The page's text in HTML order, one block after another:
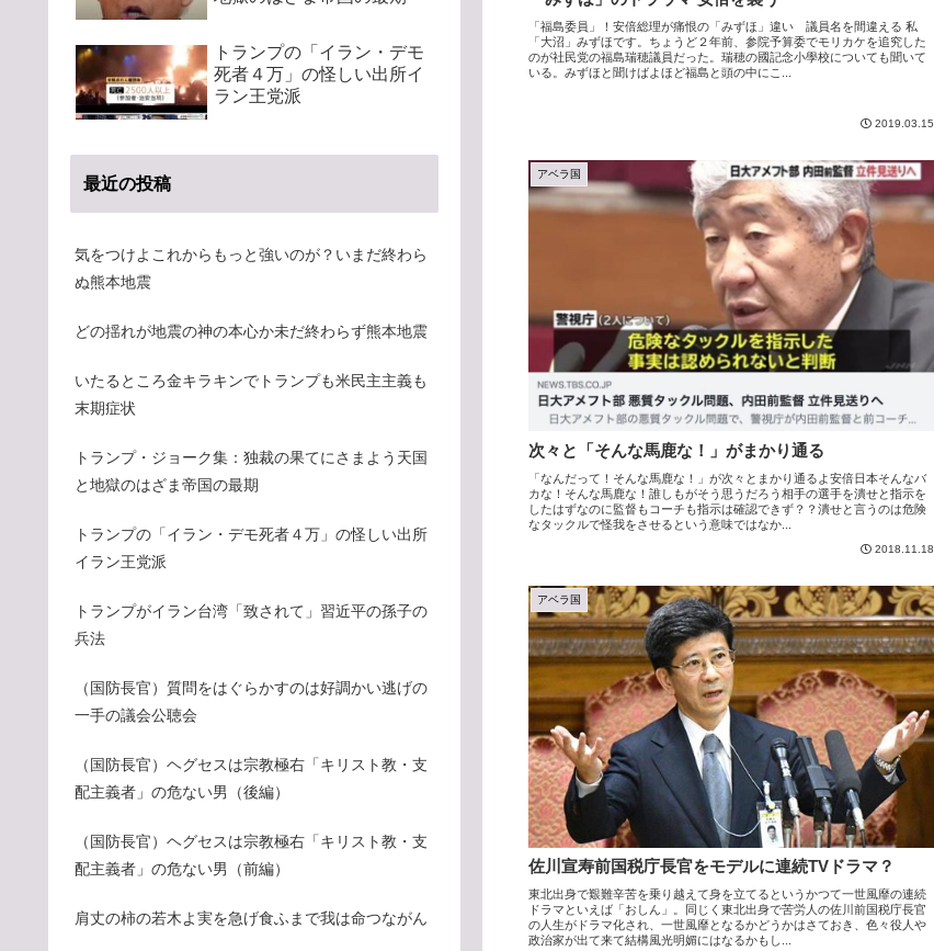
「福島委員」！安倍総理が痛恨の「みずほ」違い 議員名を間違える 私
「大沼」みずほです。ちょうど２年前、参院予算委でモリカケを追究した
のが社民党の福島瑞穂議員だった。瑞穂の國記念小學校についても聞いて
いる。みずほと聞けばよほど福島と頭の中にこ...
2019.03.15
アベラ国
次々と「そんな馬鹿な！」がまかり通る
「なんだって！そんな馬鹿な！」が次々とまかり通るよ安倍日本そんなバ
カな！そんな馬鹿な！誰しもがそう思うだろう相手の選手を潰せと指示を
したはずなのに監督もコーチも指示は確認できず？？潰せと言うのは危険
なタックルで怪我をさせるという意味ではなか...
2018.11.18
アベラ国
佐川宣寿前国税庁長官をモデルに連続TVドラマ？
東北出身で艱難辛苦を乗り越えて身を立てるというかつて一世風靡の連続
ドラマといえば「おしん」。同じく東北出身で苦労人の佐川前国税庁長官
の人生がドラマ化され、一世風靡となるかどうかはさておき、色々役人や
政治家が出て来て結構風光明媚にはなるかもし...
トランプの「イラン・デモ
死者４万」の怪しい出所イ
ラン王党派
最近の投稿
気をつけよこれからもっと強いのが？いまだ終わら
ぬ熊本地震
どの揺れが地震の神の本心か未だ終わらず熊本地震
いたるところ金キラキンでトランプも米民主主義も
末期症状
トランプ・ジョーク集：独裁の果てにさまよう天国
と地獄のはざま帝国の最期
トランプの「イラン・デモ死者４万」の怪しい出所
イラン王党派
トランプがイラン台湾「致されて」習近平の孫子の
兵法
（国防長官）質問をはぐらかすのは好調かい逃げの
一手の議会公聴会
（国防長官）ヘグセスは宗教極右「キリスト教・支
配主義者」の危ない男（後編）
（国防長官）ヘグセスは宗教極右「キリスト教・支
配主義者」の危ない男（前編）
肩丈の柿の若木よ実を急げ食ふまで我は命つながん